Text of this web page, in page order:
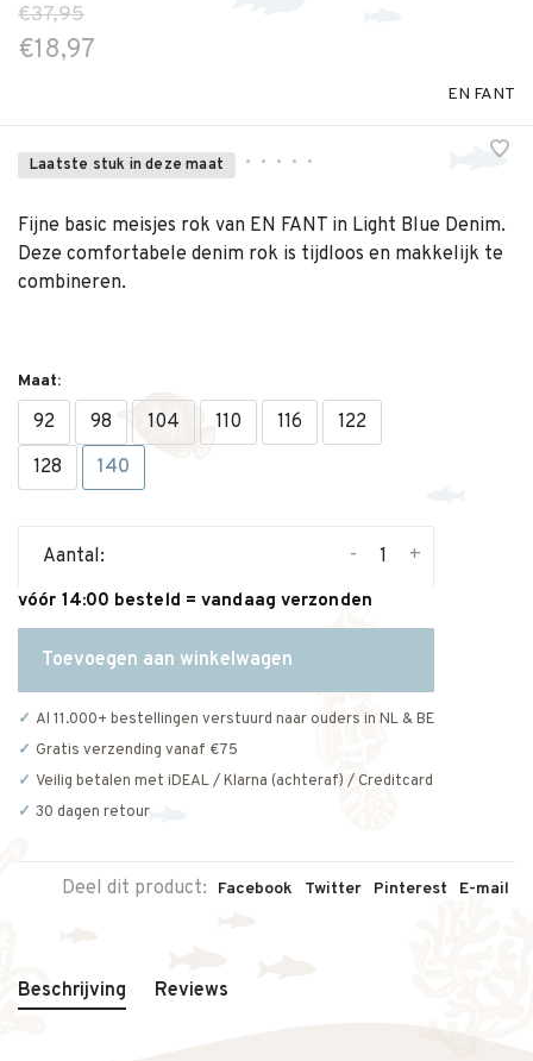
€37,95
€18,97
EN FANT
Laatste stuk in deze maat • • • • •
Fijne basic meisjes rok van EN FANT in Light Blue Denim.
Deze comfortabele denim rok is tijdloos en makkelijk te
combineren.
Maat:
92 98 104 110 116
122
128
140
Aantal: +
-
vóór 14:00 besteld = vandaag verzonden
Toevoegen aan winkelwagen
Al 11.000+ bestellingen verstuurd naar ouders in NL & BE
Gratis verzending vanaf €75
Veilig betalen met iDEAL / Klarna (achteraf) / Creditcard
30 dagen retour
Deel dit product: Facebook Twitter Pinterest E-mail
Beschrijving Reviews